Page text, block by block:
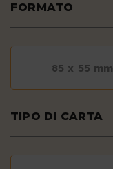
FORMATO
85 x 55 mm
TIPO DI CARTA